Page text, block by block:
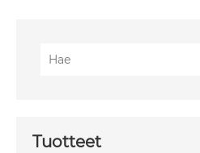
Tuotteet